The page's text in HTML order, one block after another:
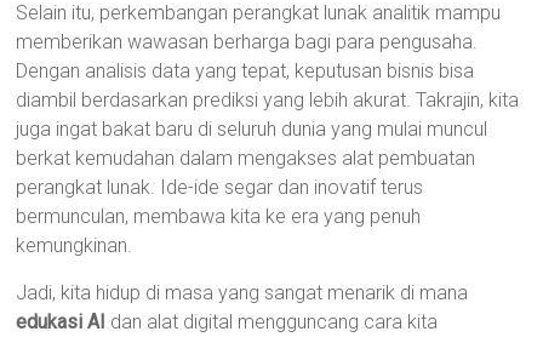
Selain itu, perkembangan perangkat lunak analitik mampu
memberikan wawasan berharga bagi para pengusaha.
Dengan analisis data yang tepat, keputusan bisnis bisa
diambil berdasarkan prediksi yang lebih akurat. Takrajin, kita
juga ingat bakat baru di seluruh dunia yang mulai muncul
berkat kemudahan dalam mengakses alat pembuatan
perangkat lunak. Ide-ide segar dan inovatif terus
bermunculan, membawa kita ke era yang penuh
kemungkinan.
Jadi, kita hidup di masa yang sangat menarik di mana
edukasi AI dan alat digital mengguncang cara kita